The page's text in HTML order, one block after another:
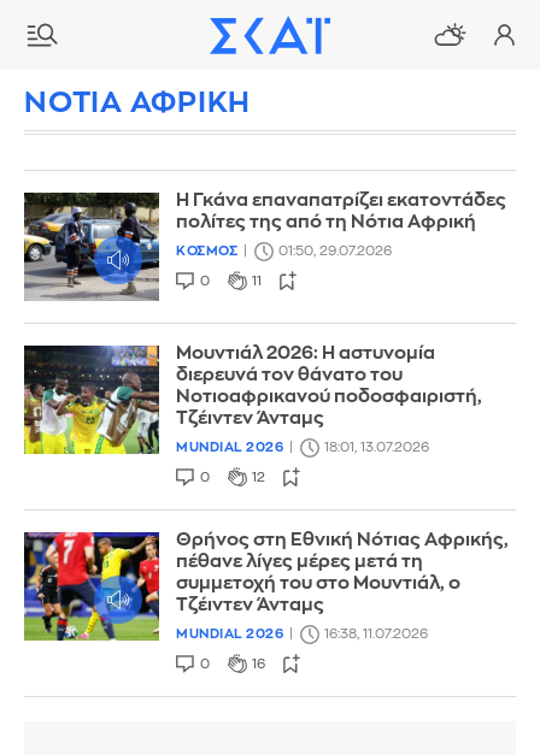
ΝΟΤΙΑ ΑΦΡΙΚΗ
Η Γκάνα επαναπατρίζει εκατοντάδες
πολίτες της από τη Νότια Αφρική
ΚΟΣΜΟΣ 01:50, 29.07.2026
0 11
Μουντιάλ 2026: Η αστυνομία
διερευνά τον θάνατο του
Νοτιοαφρικανού ποδοσφαιριστή,
Τζέιντεν Άνταμς
MUNDIAL 2026 18:01, 13.07.2026
0 12
Θρήνος στη Εθνική Νότιας Αφρικής,
πέθανε λίγες μέρες μετά τη
συμμετοχή του στο Μουντιάλ, ο
Τζέιντεν Άνταμς
MUNDIAL 2026 16:38, 11.07.2026
0 16